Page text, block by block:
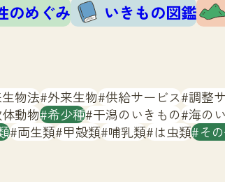
のめぐみ いきもの図鑑
物法 外来生物 供給サービス 調整
動物 希少種 干潟のいきもの 海の
両生類 甲殻類 哺乳類 は虫類 そ